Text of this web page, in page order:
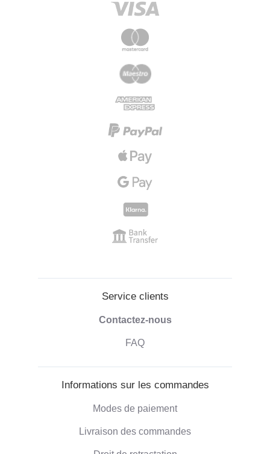
Service clients
Contactez-nous
FAQ
Informations sur les commandes
Modes de paiement
Livraison des commandes